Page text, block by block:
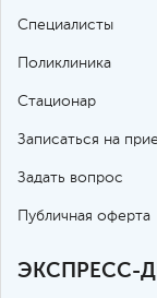
Специалисты
Поликлиника
Стационар
Записаться на
Задать вопрос
Публичная оферта
ЭКСПРЕСС-